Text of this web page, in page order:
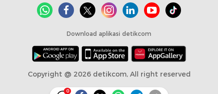
0
Download aplikasi detikcom
Copyright @ 2026 detikcom, All right reserved